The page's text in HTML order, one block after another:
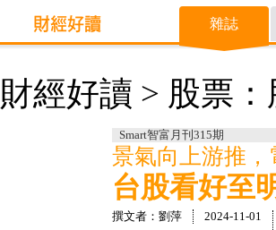
雜誌
財經好讀 > 股票
Smart智富月刊315期
景氣向上游推
台股看好至
撰文者：劉萍 2024-11-01